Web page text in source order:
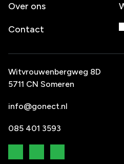
Over ons
Contact
Witvrouwenbergweg 8D
5711 CN Someren
info@gonect.nl
085 401 3593